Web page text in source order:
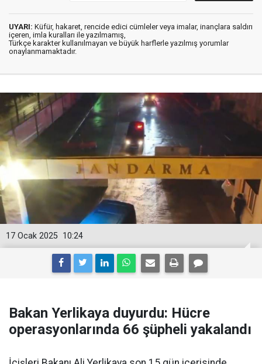
UYARI: Küfür, hakaret, rencide edici cümleler veya imalar, inançlara saldırı
içeren, imla kuralları ile yazılmamış,
Türkçe karakter kullanılmayan ve büyük harflerle yazılmış yorumlar
onaylanmamaktadır.
10:24
17 Ocak 2025
Bakan Yerlikaya duyurdu: Hücre
operasyonlarında 66 şüpheli yakalandı